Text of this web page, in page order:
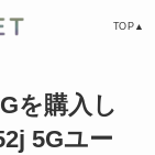
TOP▲
を購入し
5Gユー